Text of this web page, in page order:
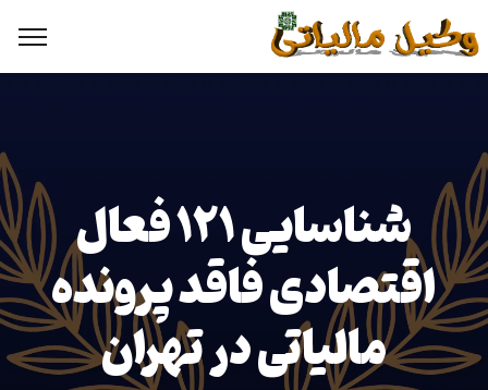
شناسایی ۱۲۱ فعال
اقتصادی فاقد پرونده
مالیاتی در تهران